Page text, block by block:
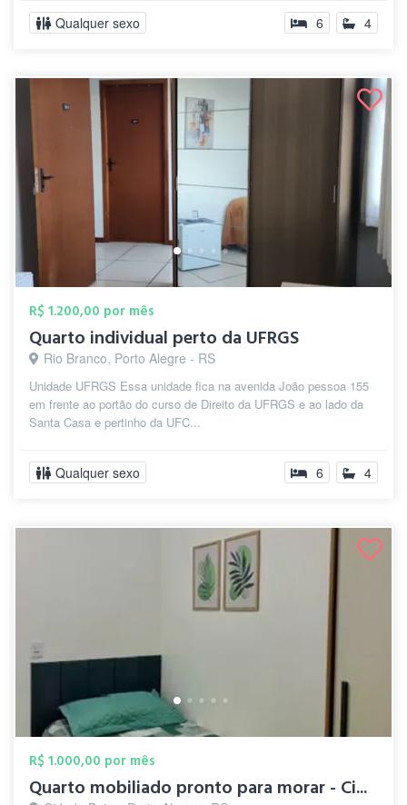
Qualquer sexo 6 4
R$ 1.200,00 por mês
Quarto individual perto da UFRGS
Rio Branco, Porto Alegre - RS
Unidade UFRGS Essa unidade fica na avenida João pessoa 155
em frente ao portão do curso de Direito da UFRGS e ao lado da
Santa Casa e pertinho da UFC...
Qualquer sexo 6 4
R$ 1.000,00 por mês
Quarto mobiliado pronto para morar - Ci...